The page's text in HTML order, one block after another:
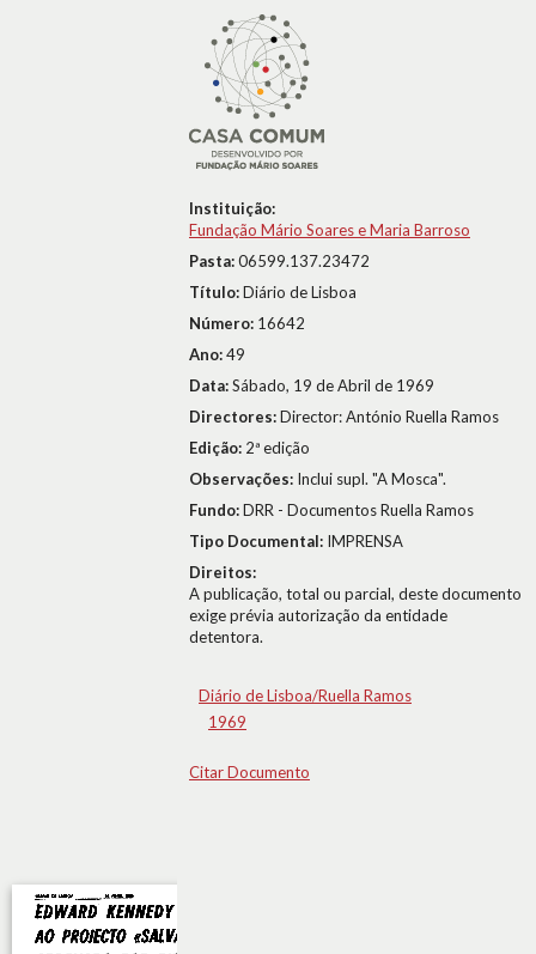
Instituição:
Fundação Mário Soares e Maria Barroso
Pasta:06599.137.23472
Título:Diário de Lisboa
Número: 16642
Ano:49
Data:Sábado, 19 de Abril de 1969
Directores:Director: António Ruella Ramos
Edição: 2ª edição
Observações: Inclui supl. "A Mosca".
Fundo:DRR - Documentos Ruella Ramos
Tipo Documental: IMPRENSA
Direitos:
A publicação, total ou parcial, deste documento
exige prévia autorização da entidade
detentora.
Diário de Lisboa/Ruella Ramos
1969
Citar Documento